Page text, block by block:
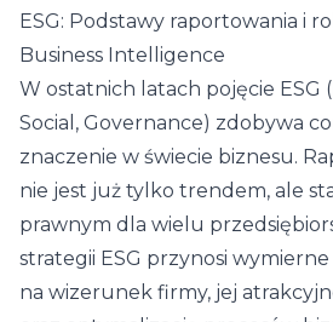
ESG: Podstawy raportowania i
Business Intelligence
W ostatnich latach pojęcie ESG
Social, Governance) zdobywa
znaczenie w świecie biznesu.
nie jest już tylko trendem, ale
prawnym dla wielu
strategii ESG przynosi wymierne
na wizerunek firmy, jej